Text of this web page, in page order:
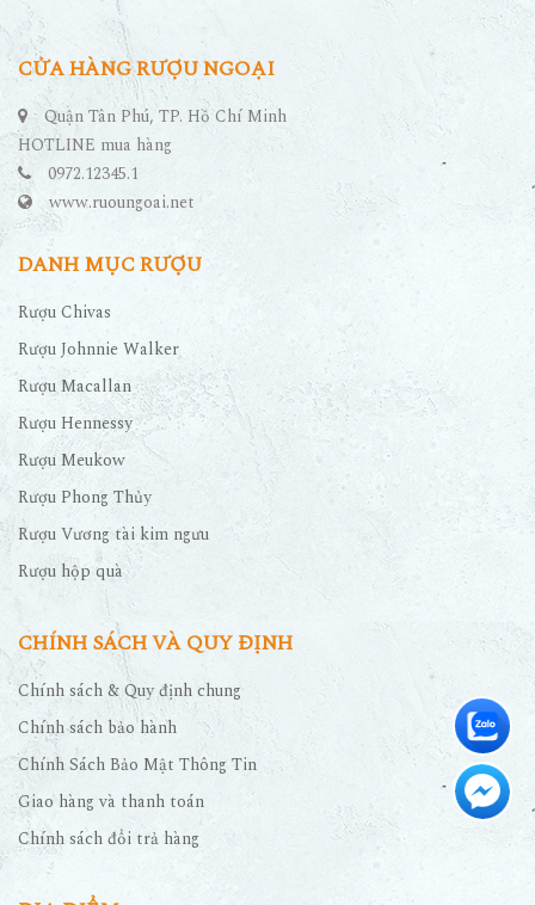
CỬA HÀNG RƯỢU NGOẠI
Quận Tân Phú, TP. Hồ Chí Minh
HOTLINE mua hàng
0972.12345.1
www.ruoungoai.net
DANH MỤC RƯỢU
Rượu Chivas
Rượu Johnnie Walker
Rượu Macallan
Rượu Hennessy
Rượu Meukow
Rượu Phong Thủy
Rượu Vương tài kim ngưu
Rượu hộp quà
CHÍNH SÁCH VÀ QUY ĐỊNH
Chính sách & Quy định chung
Chính sách bảo hành
Chính Sách Bảo Mật Thông Tin
Giao hàng và thanh toán
Chính sách đổi trả hàng